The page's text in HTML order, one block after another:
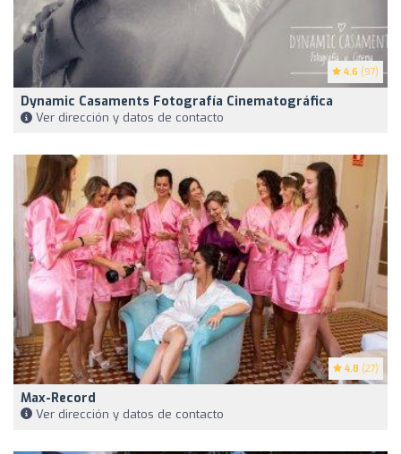
4.6 (97)
Dynamic Casaments Fotografía Cinematográfica
Ver dirección y datos de contacto
4.8 (27)
Max-Record
Ver dirección y datos de contacto